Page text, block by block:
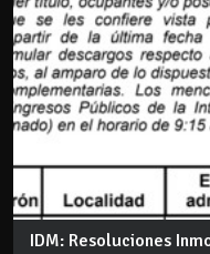
IDM: Resoluciones